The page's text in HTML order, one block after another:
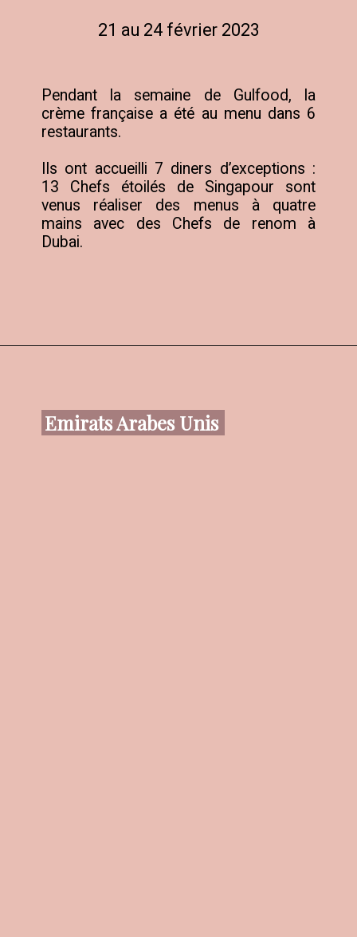
21 au 24 février 2023
Pendant la semaine de Gulfood, la
crème française a été au menu dans 6
restaurants.
Ils ont accueilli 7 diners d’exceptions :
13 Chefs étoilés de Singapour sont
venus réaliser des menus à quatre
mains avec des Chefs de renom à
Dubai.
Emirats Arabes Unis